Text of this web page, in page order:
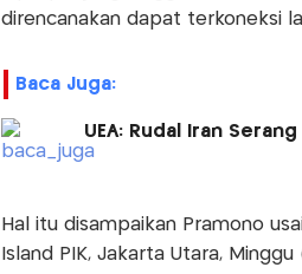
direncanakan dapat terkoneksi
Baca Juga:
UEA: Rudal Iran
Hal itu disampaikan Pramono
Island PIK, Jakarta Utara, Minggu